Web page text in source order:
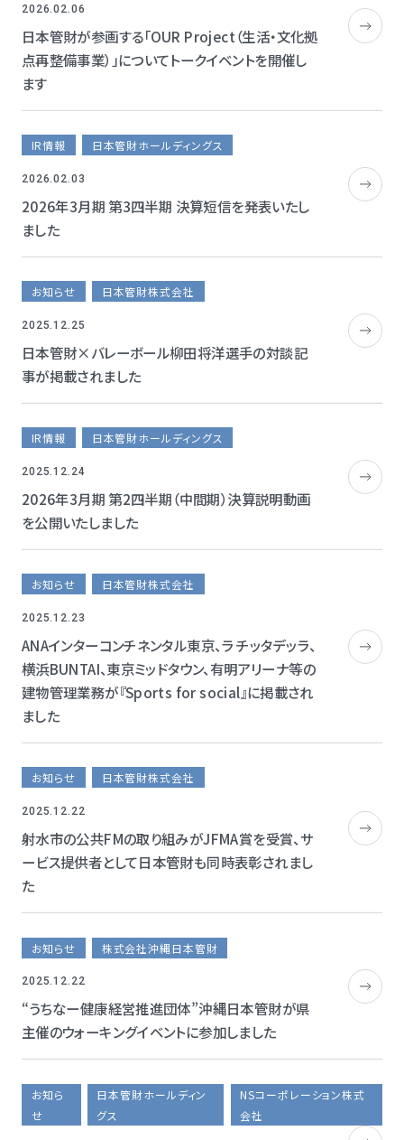
2026.02.06
日本管財が参画する「OUR Project（生活・文化拠
点再整備事業）」についてトークイベントを開催し
ます
IR情報 日本管財ホールディングス
2026.02.03
2026年3月期 第3四半期 決算短信を発表いたし
ました
お知らせ 日本管財株式会社
2025.12.25
日本管財×バレーボール柳田将洋選手の対談記
事が掲載されました
IR情報 日本管財ホールディングス
2025.12.24
2026年3月期 第2四半期（中間期）決算説明動画
を公開いたしました
お知らせ 日本管財株式会社
2025.12.23
ANAインターコンチネンタル東京、ラ チッタデッラ、
横浜BUNTAI、東京ミッドタウン、有明アリーナ等の
建物管理業務が『Sports for social』に掲載され
ました
お知らせ 日本管財株式会社
2025.12.22
射水市の公共FMの取り組みがJFMA賞を受賞、サ
ービス提供者として日本管財も同時表彰されまし
た
お知らせ 株式会社沖縄日本管財
2025.12.22
“うちなー健康経営推進団体”沖縄日本管財が県
主催のウォーキングイベントに参加しました
お知ら
せ
日本管財ホールディン
グス
NSコーポレーション株式
会社